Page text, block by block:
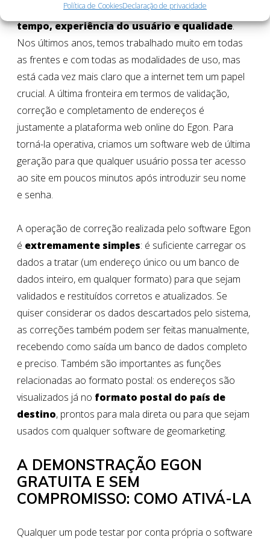
Política de CookiesDeclaração de privacidade
de erro e com a máxima eficiência em termos de
tempo, experiência do usuário e qualidade.
Nos últimos anos, temos trabalhado muito em todas
as frentes e com todas as modalidades de uso, mas
está cada vez mais claro que a internet tem um papel
crucial. A última fronteira em termos de validação,
correção e completamento de endereços é
justamente a plataforma web online do Egon. Para
torná-la operativa, criamos um software web de última
geração para que qualquer usuário possa ter acesso
ao site em poucos minutos após introduzir seu nome
e senha.
A operação de correção realizada pelo software Egon
é extremamente simples: é suficiente carregar os
dados a tratar (um endereço único ou um banco de
dados inteiro, em qualquer formato) para que sejam
validados e restituídos corretos e atualizados. Se
quiser considerar os dados descartados pelo sistema,
as correções também podem ser feitas manualmente,
recebendo como saída um banco de dados completo
e preciso. Também são importantes as funções
relacionadas ao formato postal: os endereços são
visualizados já no formato postal do país de
destino, prontos para mala direta ou para que sejam
usados com qualquer software de geomarketing.
A DEMONSTRAÇÃO EGON
GRATUITA E SEM
COMPROMISSO: COMO ATIVÁ-LA
Qualquer um pode testar por conta própria o software